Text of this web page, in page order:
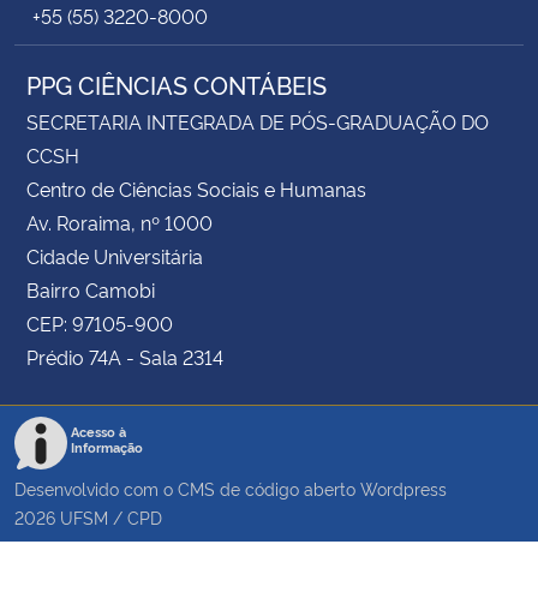
+55 (55) 3220-8000
PPG CIÊNCIAS CONTÁBEIS
SECRETARIA INTEGRADA DE PÓS-GRADUAÇÃO DO
CCSH
Centro de Ciências Sociais e Humanas
Av. Roraima, nº 1000
Cidade Universitária
Bairro Camobi
CEP: 97105-900
Prédio 74A - Sala 2314
Acesso à
Informação
Desenvolvido com o CMS de código aberto Wordpress
2026 UFSM / CPD